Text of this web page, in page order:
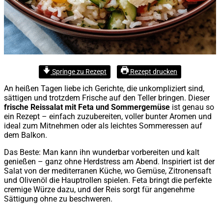
Springe zu Rezept Rezept drucken
An heißen Tagen liebe ich Gerichte, die unkompliziert sind,
sättigen und trotzdem Frische auf den Teller bringen. Dieser
frische Reissalat mit Feta und Sommergemüse ist genau so
ein Rezept – einfach zuzubereiten, voller bunter Aromen und
ideal zum Mitnehmen oder als leichtes Sommeressen auf
dem Balkon.
Das Beste: Man kann ihn wunderbar vorbereiten und kalt
genießen – ganz ohne Herdstress am Abend. Inspiriert ist der
Salat von der mediterranen Küche, wo Gemüse, Zitronensaft
und Olivenöl die Hauptrollen spielen. Feta bringt die perfekte
cremige Würze dazu, und der Reis sorgt für angenehme
Sättigung ohne zu beschweren.